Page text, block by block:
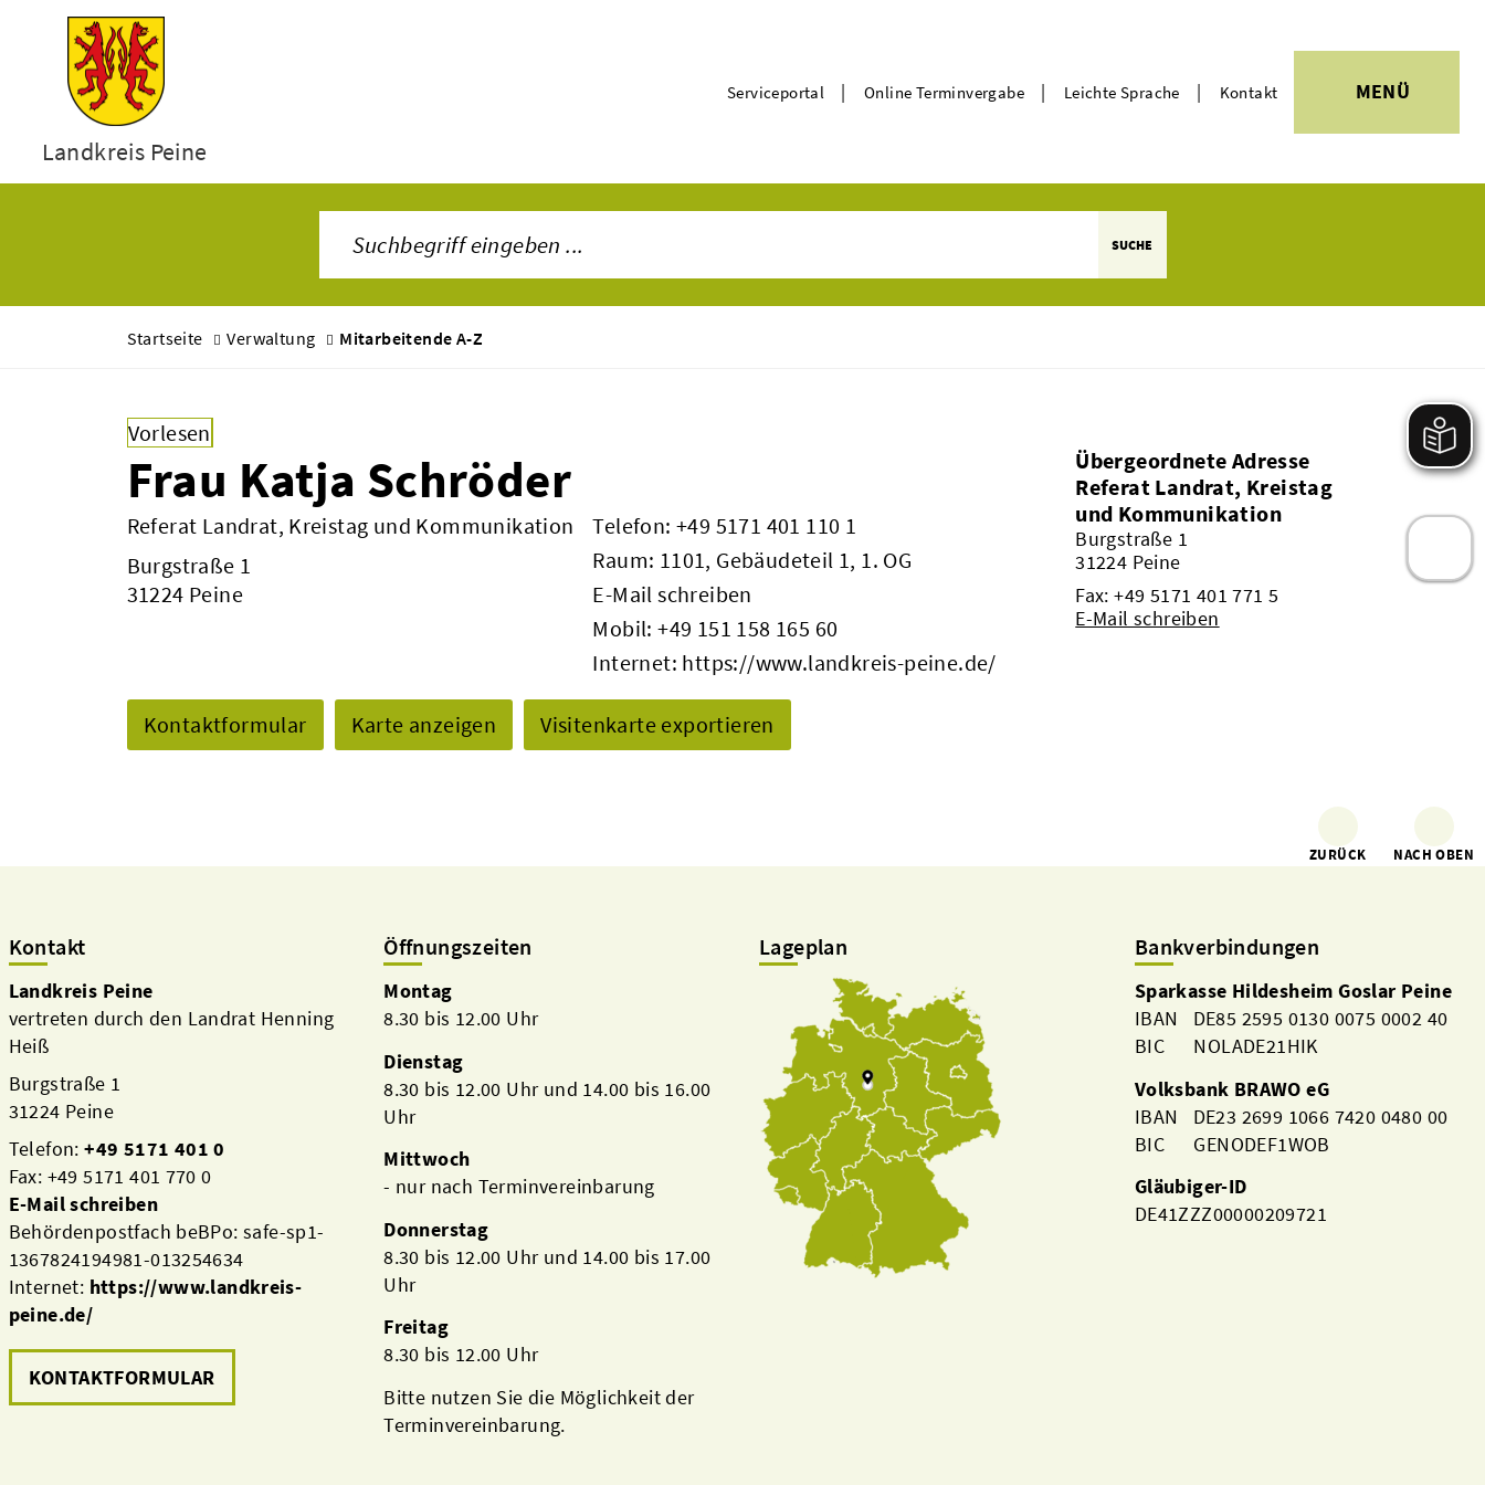
Landkreis Peine
Serviceportal | Online Terminvergabe | Leichte Sprache | Kontakt MENÜ
SUCHE
Startseite Verwaltung Mitarbeitende A-Z
Vorlesen
Frau Katja Schröder
Referat Landrat, Kreistag und Kommunikation
Burgstraße 1
31224 Peine
Telefon: +49 5171 401 110 1
Raum: 1101, Gebäudeteil 1, 1. OG
E-Mail schreiben
Mobil:+49 151 158 165 60
Internet: https://www.landkreis-peine.de/
Kontaktformular Karte anzeigen Visitenkarte exportieren
Übergeordnete Adresse
Referat Landrat, Kreistag
und Kommunikation
Burgstraße 1
31224 Peine
Fax: +49 5171 401 771 5
E-Mail schreiben
ZURÜCK NACH OBEN
Kontakt
Landkreis Peine
vertreten durch den Landrat Henning
Heiß
Burgstraße 1
31224 Peine
Telefon:+49 5171 401 0
Fax: +49 5171 401 770 0
E-Mail schreiben
Behördenpostfach beBPo: safe-sp1-
1367824194981-013254634
Internet: https://www.landkreis-
peine.de/
KONTAKTFORMULAR
Öffnungszeiten
Montag
8.30 bis 12.00 Uhr
Dienstag
8.30 bis 12.00 Uhr und 14.00 bis 16.00
Uhr
Mittwoch
- nur nach Terminvereinbarung
Donnerstag
8.30 bis 12.00 Uhr und 14.00 bis 17.00
Uhr
Freitag
8.30 bis 12.00 Uhr
Bitte nutzen Sie die Möglichkeit der
Terminvereinbarung.
Lageplan Bankverbindungen
Sparkasse Hildesheim Goslar Peine
IBAN DE85 2595 0130 0075 0002 40
BIC NOLADE21HIK
Volksbank BRAWO eG
IBAN DE23 2699 1066 7420 0480 00
BIC GENODEF1WOB
Gläubiger-ID
DE41ZZZ00000209721